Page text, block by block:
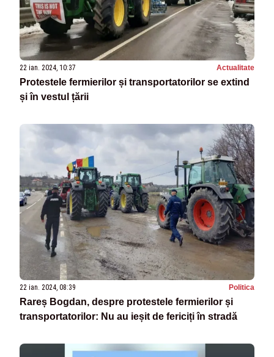
22 ian. 2024, 10:37 Actualitate
Protestele fermierilor și transportatorilor se extind
și în vestul țării
22 ian. 2024, 08:39 Politica
Rareș Bogdan, despre protestele fermierilor și
transportatorilor: Nu au ieșit de fericiți în stradă